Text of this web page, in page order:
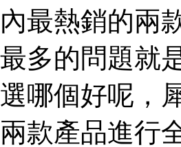
內最熱銷的兩
最多的問題就
選哪個好呢，
兩款產品進行